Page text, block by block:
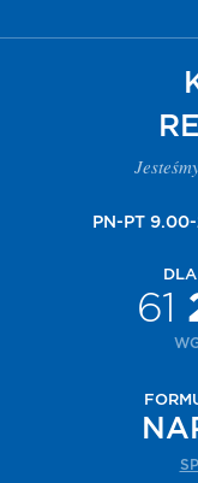
PN-PT
61